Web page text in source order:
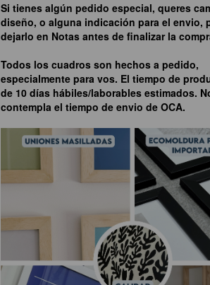
Si tienes algún pedido especial, queres
diseño, o alguna indicación para el envio,
dejarlo en Notas antes de finalizar la
Todos los cuadros son hechos a pedido,
especialmente para vos. El tiempo de
de 10 días hábiles/laborables estimados.
contempla el tiempo de envio de OCA.